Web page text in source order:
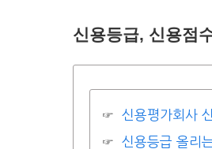
신용등급, 신용점
신용평가회사
신용등급 올리